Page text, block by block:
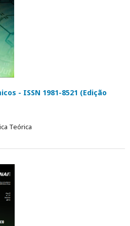
- ISSN 1981-8521 (Edição
Teórica